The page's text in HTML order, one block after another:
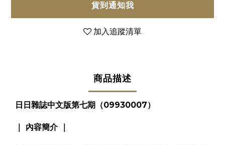
貨到通知我
加入追蹤清單
商品描述
日日雜誌中文版第七期（09930007）
｜ 內容簡介 ｜